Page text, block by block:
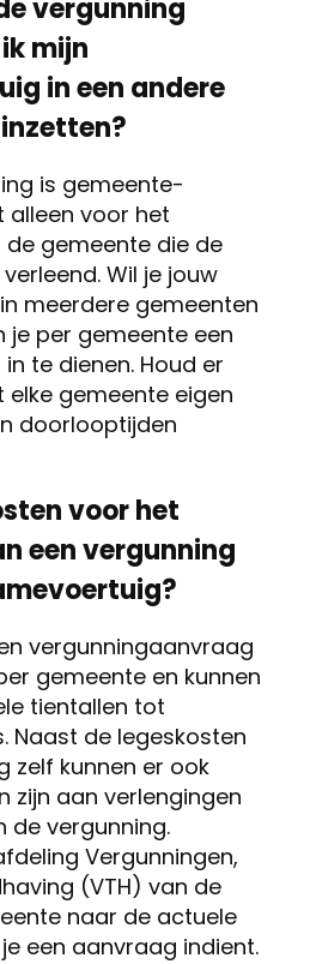
vergunning
mijn
in een andere
is gemeente-
alleen voor het
gemeente die de
Wil je jouw
meerdere gemeenten
je per gemeente een
te dienen. Houd er
elke gemeente eigen
doorlooptijden
voor het
een vergunning
vergunningaanvraag
gemeente en kunnen
tientallen tot
Naast de legeskosten
zelf kunnen er ook
zijn aan verlengingen
de vergunning.
Vergunningen,
(VTH) van de
naar de actuele
een aanvraag indient.